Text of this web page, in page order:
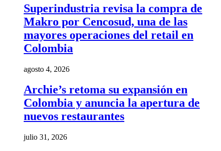
Superindustria revisa la compra de
Makro por Cencosud, una de las
mayores operaciones del retail en
Colombia
agosto 4, 2026
Archie’s retoma su expansión en
Colombia y anuncia la apertura de
nuevos restaurantes
julio 31, 2026